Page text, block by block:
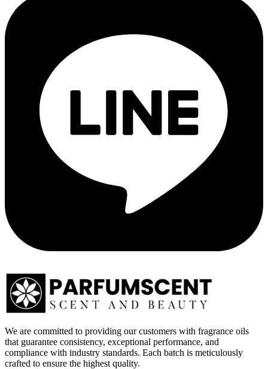
We are committed to providing our customers with fragrance oils
that guarantee consistency, exceptional performance, and
compliance with industry standards. Each batch is meticulously
crafted to ensure the highest quality.